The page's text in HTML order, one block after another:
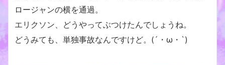
ロージャンの横を通過。
エリクソン、どうやってぶつけたんでしょうね。
どうみても、単独事故なんですけど。(´・ω・`)